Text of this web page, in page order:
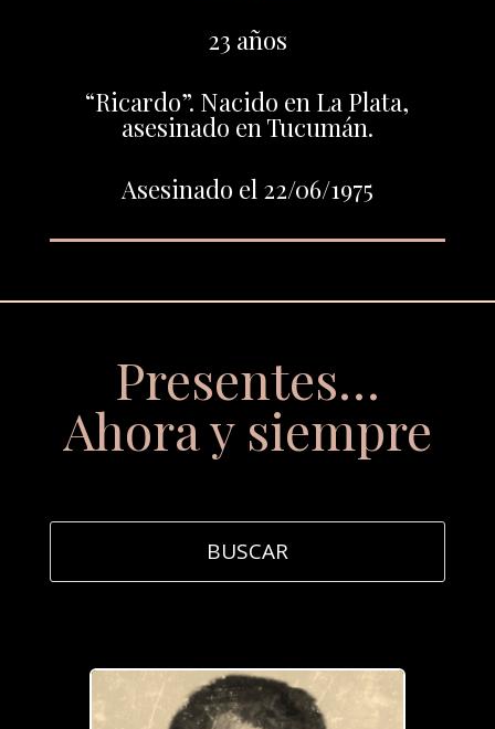
23 años
“Ricardo”. Nacido en La Plata,
asesinado en Tucumán.
Asesinado el 22/06/1975
Presentes…
Ahora y siempre